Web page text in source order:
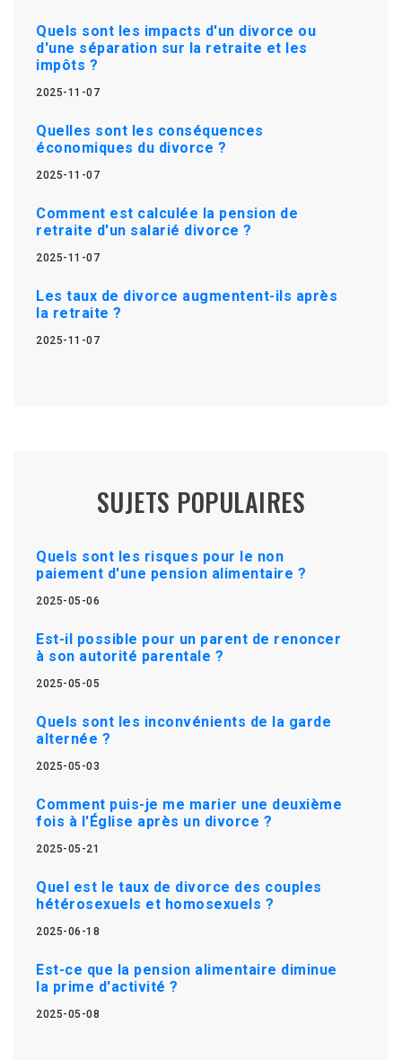
Quels sont les impacts d'un divorce ou
d'une séparation sur la retraite et les
impôts ?
2025-11-07
Quelles sont les conséquences
économiques du divorce ?
2025-11-07
Comment est calculée la pension de
retraite d'un salarié divorce ?
2025-11-07
Les taux de divorce augmentent-ils après
la retraite ?
2025-11-07
SUJETS POPULAIRES
Quels sont les risques pour le non
paiement d'une pension alimentaire ?
2025-05-06
Est-il possible pour un parent de renoncer
à son autorité parentale ?
2025-05-05
Quels sont les inconvénients de la garde
alternée ?
2025-05-03
Comment puis-je me marier une deuxième
fois à l'Église après un divorce ?
2025-05-21
Quel est le taux de divorce des couples
hétérosexuels et homosexuels ?
2025-06-18
Est-ce que la pension alimentaire diminue
la prime d'activité ?
2025-05-08